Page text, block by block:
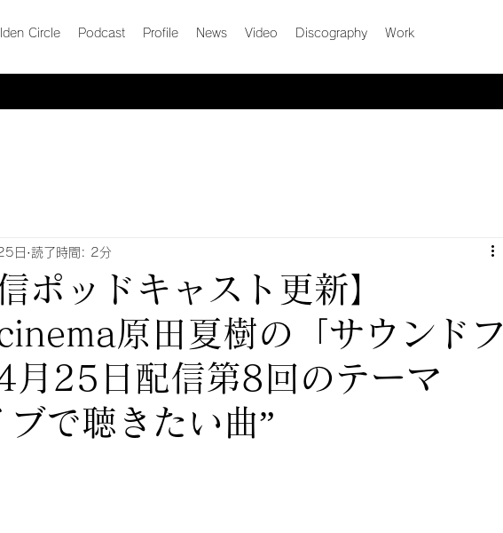
Circle Podcast Profile News Video Discography Work
ポッドキャスト更新】
原田夏樹の「サウンドフ
月25日配信第8回のテーマ
ブで聴きたい曲”
日 読了時間: 2分